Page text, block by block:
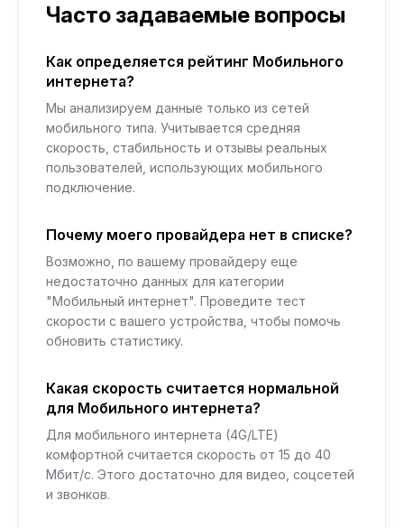
Часто задаваемые вопросы
Как определяется рейтинг Мобильного
интернета?
Мы анализируем данные только из сетей
мобильного типа. Учитывается средняя
скорость, стабильность и отзывы реальных
пользователей, использующих мобильного
подключение.
Почему моего провайдера нет в списке?
Возможно, по вашему провайдеру еще
недостаточно данных для категории
"Мобильный интернет". Проведите тест
скорости с вашего устройства, чтобы помочь
обновить статистику.
Какая скорость считается нормальной
для Мобильного интернета?
Для мобильного интернета (4G/LTE)
комфортной считается скорость от 15 до 40
Мбит/с. Этого достаточно для видео, соцсетей
и звонков.